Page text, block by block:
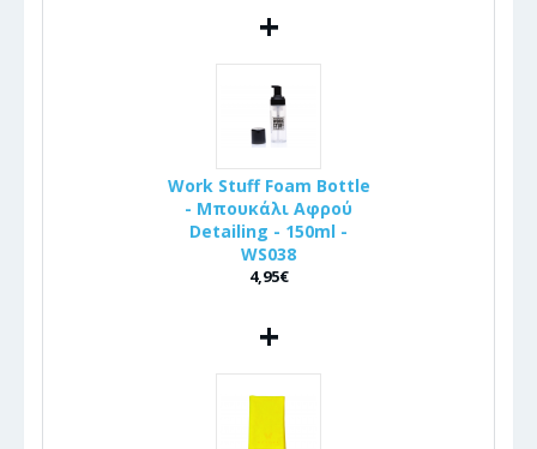
+
Work Stuff Foam Bottle
- Μπουκάλι Αφρού
Detailing - 150ml -
WS038
4,95€
+